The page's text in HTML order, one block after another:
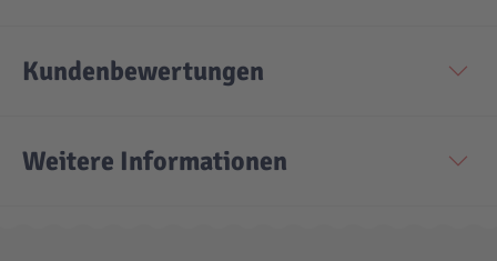
Kundenbewertungen
Weitere Informationen